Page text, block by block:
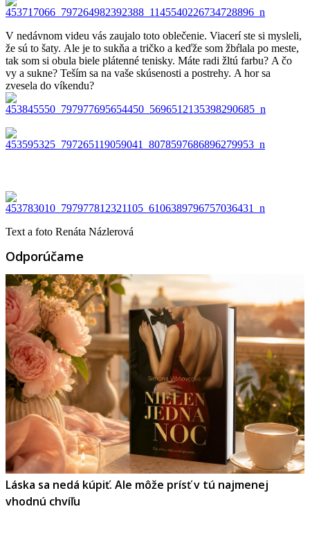
V nedávnom videu vás zaujalo toto oblečenie. Viacerí ste si mysleli,
že sú to šaty. Ale je to sukňa a tričko a keďže som žbŕlala po meste,
tak som si obula biele plátenné tenisky. Máte radi žltú farbu? A čo
vy a sukne? Teším sa na vaše skúsenosti a postrehy. A hor sa
zvesela do víkendu?
Text a foto Renáta Názlerová
Odporúčame
Láska sa nedá kúpiť. Ale môže prísť v tú najmenej
vhodnú chvíľu